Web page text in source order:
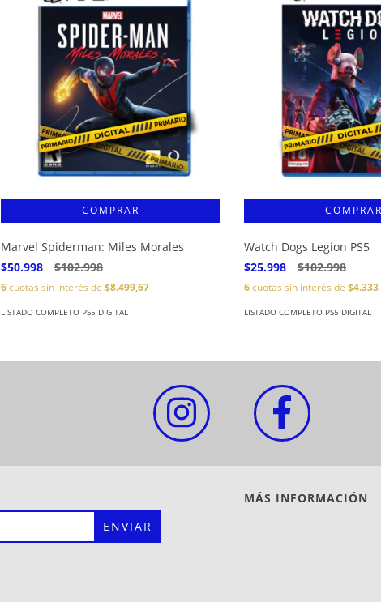
Marvel Spiderman: Miles Morales
$50.998
$102.998
6cuotas sin interés de $8.499,67
LISTADO COMPLETO PS5 DIGITAL
Watch Dogs Legion PS5
$25.998
$102.998
6cuotas sin interés de $4.333
LISTADO COMPLETO PS5 DIGITAL
MÁS INFORMACIÓN